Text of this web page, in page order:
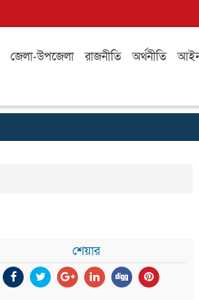
জেলা-উপজেলা রাজনীতি অর্থনীতি
শেয়ার